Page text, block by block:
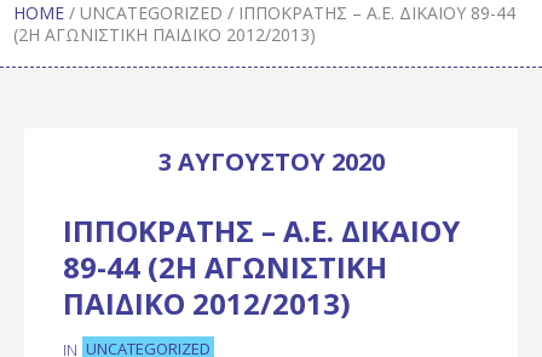
HOME / UNCATEGORIZED / ΙΠΠΟΚΡΆΤΗΣ – Α.Ε. ΔΙΚΑΊΟΥ 89-44
(2Η ΑΓΩΝΙΣΤΙΚΉ ΠΑΙΔΙΚΌ 2012/2013)
3 ΑΥΓΟΎΣΤΟΥ 2020
ΙΠΠΟΚΡΆΤΗΣ – Α.Ε. ΔΙΚΑΊΟΥ
89-44 (2Η ΑΓΩΝΙΣΤΙΚΉ
ΠΑΙΔΙΚΌ 2012/2013)
IN UNCATEGORIZED